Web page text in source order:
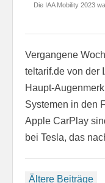
Die IAA Mobility 2023
Vergangene
teltarif.de von der
Haupt-
Systemen in den
Apple CarPlay
bei Tesla, das
Ältere Beiträge